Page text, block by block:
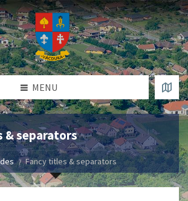
MENU
& separators
Fancy titles & separators